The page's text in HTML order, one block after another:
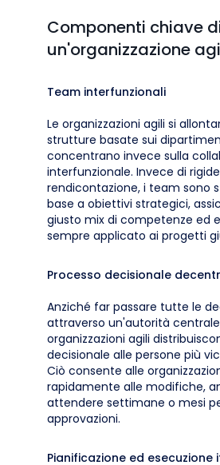
Componenti chiave
un'organizzazione
Team interfunzionali
Le organizzazioni agili si
strutture basate sui
concentrano invece sulla
interfunzionale. Invece di
rendicontazione, i team sono
base a obiettivi strategici,
giusto mix di competenze ed
sempre applicato ai progetti
Processo decisionale
Anziché far passare tutte le
attraverso un'autorità
organizzazioni agili
decisionale alle persone più
Ciò consente alle
rapidamente alle modifiche,
attendere settimane o mesi
approvazioni.
Pianificazione ed esecuzione